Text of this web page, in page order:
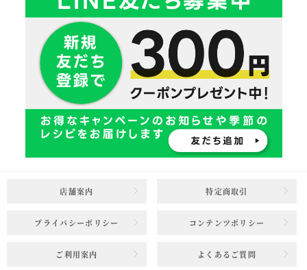
店舗案内 特定商取引
プライバシーポリシー コンテンツポリシー
ご利用案内 よくあるご質問